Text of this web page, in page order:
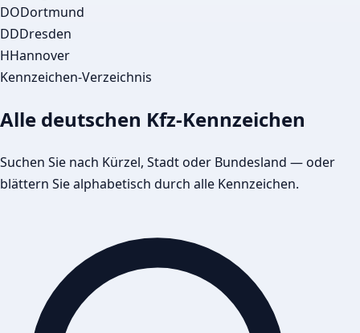
DODortmund
DDDresden
HHannover
Kennzeichen-Verzeichnis
Alle deutschen Kfz-Kennzeichen
Suchen Sie nach Kürzel, Stadt oder Bundesland — oder
blättern Sie alphabetisch durch alle Kennzeichen.